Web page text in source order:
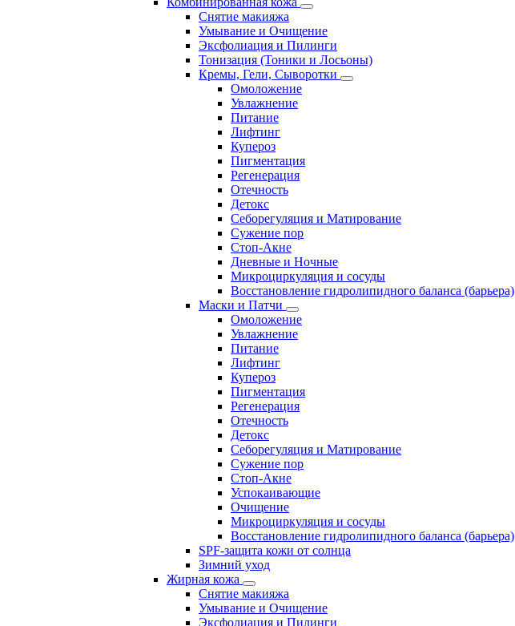
Снятие макияжа
Умывание и Очищение
Эксфолиация и Пилинги
Тонизация (Тоники и Лосьоны)
Кремы, Гели, Сыворотки
Омоложение
Увлажнение
Питание
Лифтинг
Купероз
Пигментация
Регенерация
Отечность
Детокс
Себорегуляция и Матирование
Сужение пор
Стоп-Акне
Дневные и Ночные
Микроциркуляция и сосуды
Восстановление гидролипидного баланса (барьера)
Маски и Патчи
Омоложение
Увлажнение
Питание
Лифтинг
Купероз
Пигментация
Регенерация
Отечность
Детокс
Себорегуляция и Матирование
Сужение пор
Стоп-Акне
Успокаивающие
Очищение
Микроциркуляция и сосуды
Восстановление гидролипидного баланса (барьера)
SPF-защита кожи от солнца
Зимний уход
Жирная кожа
Снятие макияжа
Умывание и Очищение
Эксфолиация и Пилинги